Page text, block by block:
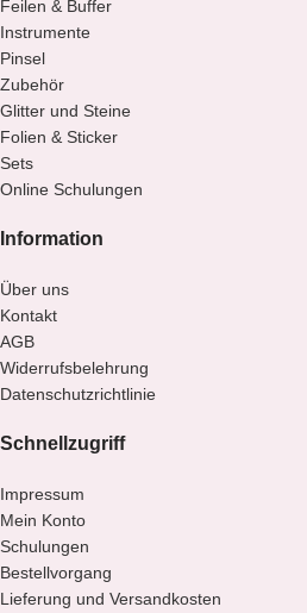
Feilen & Buffer
Instrumente
Pinsel
Zubehör
Glitter und Steine
Folien & Sticker
Sets
Online Schulungen
Information
Über uns
Kontakt
AGB
Widerrufsbelehrung
Datenschutzrichtlinie
Schnellzugriff
Impressum
Mein Konto
Schulungen
Bestellvorgang
Lieferung und Versandkosten